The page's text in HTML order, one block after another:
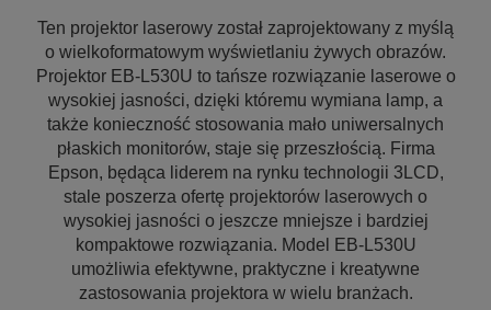
Ten projektor laserowy został zaprojektowany z myślą
o wielkoformatowym wyświetlaniu żywych obrazów.
Projektor EB-L530U to tańsze rozwiązanie laserowe o
wysokiej jasności, dzięki któremu wymiana lamp, a
także konieczność stosowania mało uniwersalnych
płaskich monitorów, staje się przeszłością. Firma
Epson, będąca liderem na rynku technologii 3LCD,
stale poszerza ofertę projektorów laserowych o
wysokiej jasności o jeszcze mniejsze i bardziej
kompaktowe rozwiązania. Model EB-L530U
umożliwia efektywne, praktyczne i kreatywne
zastosowania projektora w wielu branżach.